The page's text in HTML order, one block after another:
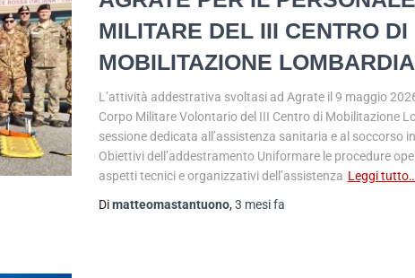
MILITARE DEL III CENTRO DI
MOBILITAZIONE LOMBARDIA
L’attività addestrativa svoltasi ad Agrate il 9 maggio
Corpo Militare Volontario del III Centro di Mobilitazione
sessione dedicata all’assistenza sanitaria e al soccorso
Obiettivi dell’addestramento Uniformare le procedure
aspetti tecnici e organizzativi dell’assistenza Leggi
Dimatteomastantuono,3 mesifa